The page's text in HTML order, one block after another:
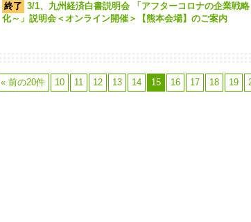
終了 3/1、九州経済白書説明会 「アフターコロナの企業戦
化～」説明会＜オンライン開催＞【熊本会場】のご案内
« 前の20件 10 11 12 13 14 15 16 17 18 19